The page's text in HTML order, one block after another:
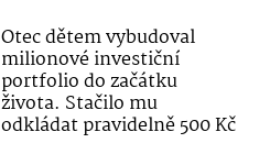
Otec dětem vybudoval
milionové investiční
portfolio do začátku
života. Stačilo mu
odkládat pravidelně 500 Kč